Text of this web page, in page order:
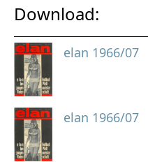
Shop
Abo
Spenden
Über uns
Download:
elan 1966/07
elan 1966/07